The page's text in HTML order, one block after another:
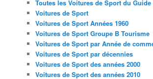
Toutes les Voitures de Sport du
Voitures de Sport
Voitures de Sport Années 1960
Voitures de Sport Groupe B Tourisme
Voitures de Sport par Année de
Voitures de Sport par décennies
Voitures de Sport des années 2000
Voitures de Sport des années 2010